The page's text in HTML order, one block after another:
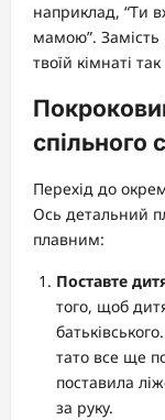
наприклад, “Ти
мамою”. Замість
твоїй кімнаті
спільного
Перехід до
Ось детальний
плавним:
Поставте
того, щоб
тато все ще
поставила
за руку.